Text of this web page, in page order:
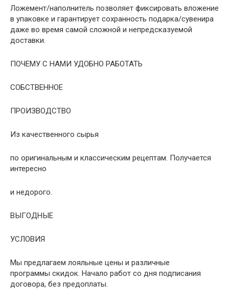
Ложемент/наполнитель позволяет фиксировать вложение
в упаковке и гарантирует сохранность подарка/сувенира
даже во время самой сложной и непредсказуемой
доставки.
ПОЧЕМУ С НАМИ УДОБНО РАБОТАТЬ
СОБСТВЕННОЕ
ПРОИЗВОДСТВО
Из качественного сырья
по оригинальным и классическим рецептам. Получается
интересно
и недорого.
ВЫГОДНЫЕ
УСЛОВИЯ
Мы предлагаем лояльные цены и различные
программы скидок. Начало работ со дня подписания
договора, без предоплаты.